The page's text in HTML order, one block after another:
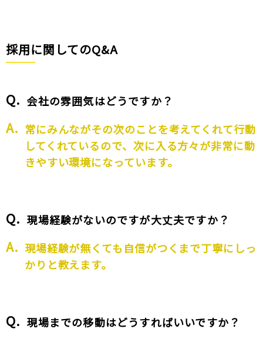
採用に関してのQ&A
会社の雰囲気はどうですか？
常にみんながその次のことを考えてくれて行動
してくれているので、次に入る方々が非常に動
きやすい環境になっています。
現場経験がないのですが大丈夫ですか？
現場経験が無くても自信がつくまで丁寧にしっ
かりと教えます。
現場までの移動はどうすればいいですか？